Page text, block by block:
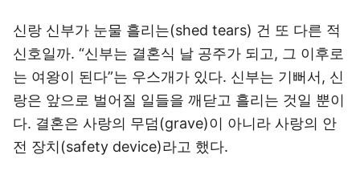
신랑 신부가 눈물 흘리는(shed tears) 건 또 다른 적
신호일까. “신부는 결혼식 날 공주가 되고, 그 이후로
는 여왕이 된다”는 우스개가 있다. 신부는 기뻐서, 신
랑은 앞으로 벌어질 일들을 깨닫고 흘리는 것일 뿐이
다. 결혼은 사랑의 무덤(grave)이 아니라 사랑의 안
전 장치(safety device)라고 했다.